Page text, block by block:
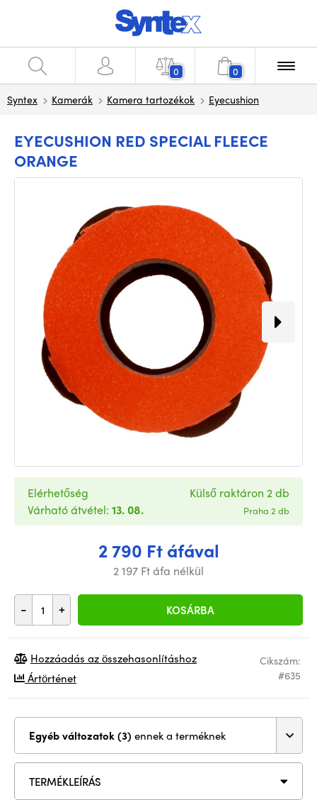
0 0
Syntex Kamerák Kamera tartozékok Eyecushion
EYECUSHION RED SPECIAL FLEECE
ORANGE
2 790 Ft áfával
2 197 Ft áfa nélkül
- + KOSÁRBA
Elérhetőség
Várható átvétel: 13. 08.
Külső raktáron 2 db
Praha 2 db
Cikszám:
#635
Hozzáadás az összehasonlításhoz
Ártörténet
Egyéb változatok (3) ennek a terméknek
TERMÉKLEÍRÁS